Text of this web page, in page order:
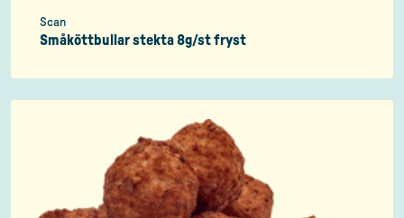
Scan
Småköttbullar stekta 8g/st fryst